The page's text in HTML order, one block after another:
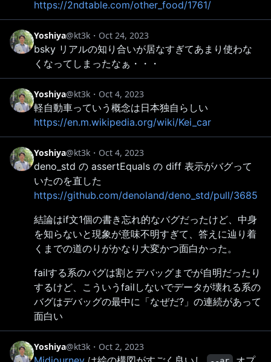
https://2ndtable.com/other_food/1761/
Yoshiya@kt3k ・ Oct 24, 2023
bsky リアルの知り合いが居なすぎてあまり使わな
くなってしまったなぁ・・・
Yoshiya@kt3k ・ Oct 4, 2023
軽自動車っていう概念は日本独自らしい
https://en.m.wikipedia.org/wiki/Kei_car
Yoshiya@kt3k ・ Oct 4, 2023
deno_std の assertEquals の diff 表示がバグって
いたのを直した
https://github.com/denoland/deno_std/pull/3685
結論はif文1個の書き忘れ的なバグだったけど、中身
を知らないと現象が意味不明すぎて、答えに辿り着
くまでの道のりがかなり大変かつ面白かった。
failする系のバグは割とデバッグまでが自明だったり
するけど、こういうfailしないでデータが壊れる系の
バグはデバッグの最中に「なぜだ?」の連続があって
面白い
Yoshiya@kt3k ・ Oct 2, 2023